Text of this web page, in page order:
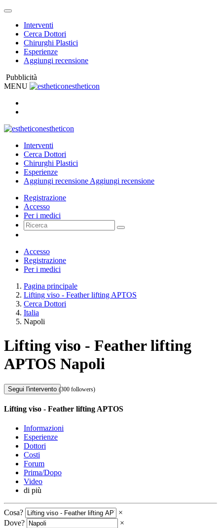
Interventi
Cerca Dottori
Chirurghi Plastici
Esperienze
Aggiungi recensione
Pubblicità
MENU
estheticon
estheticon
Interventi
Cerca Dottori
Chirurghi Plastici
Esperienze
Aggiungi recensione Aggiungi recensione
Registrazione
Accesso
Per i medici
Accesso
Registrazione
Per i medici
Pagina principale
Lifting viso - Feather lifting APTOS
Cerca Dottori
Italia
Napoli
Lifting viso - Feather lifting
APTOS Napoli
Segui l'intervento (300 followers)
Lifting viso - Feather lifting APTOS
Informazioni
Esperienze
Dottori
Costi
Forum
Prima/Dopo
Video
di più
Cosa?
×
Dove?
×